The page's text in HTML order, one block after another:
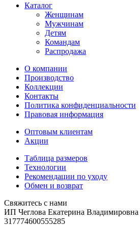
Каталог
Женщинам
Мужчинам
Детям
Командам
Распродажа
О компании
Производство
Коллекции
Контакты
Политика конфиденциальности
Правовая информация
Оптовым клиентам
Акции
Таблица размеров
Технологии
Рекомендации по уходу
Обмен и возврат
Свяжитесь с нами
ИП Чеглова Екатерина
317774600555285